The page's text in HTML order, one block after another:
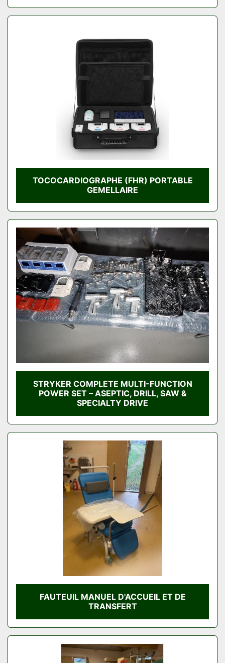
TOCOCARDIOGRAPHE (FHR) PORTABLE
GEMELLAIRE
STRYKER COMPLETE MULTI-FUNCTION
POWER SET – ASEPTIC, DRILL, SAW &
SPECIALTY DRIVE
FAUTEUIL MANUEL D'ACCUEIL ET DE
TRANSFERT